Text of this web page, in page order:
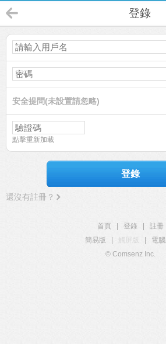
登錄
安全提問(未設置請忽略)
點擊重新加載
登錄
還沒有註冊？
首頁 登錄
註冊
簡易版
觸屏版 電
© Comsenz Inc.